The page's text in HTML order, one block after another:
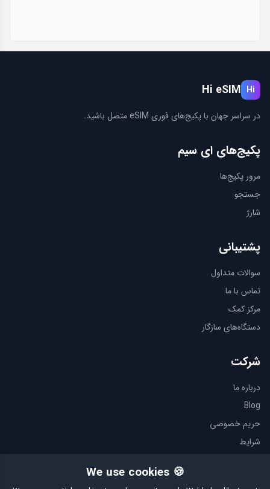
Hi
Hi eSIM
در سراسر جهان با پكيج‌های فوری eSIM متصل باشید.
پكيج‌های ای سیم
مرور پكيج‌ها
جستجو
شارژ
پشتیبانی
سوالات متداول
تماس با ما
مرکز کمک
دستگاه‌های سازگار
شرکت
درباره ما
Blog
حریم خصوصی
شرایط
🍪 We use cookies